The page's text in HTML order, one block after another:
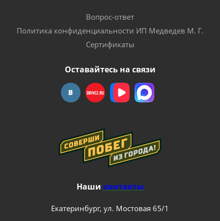
Вопрос-ответ
Политика конфиденциальности ИП Медведев М. Г.
Сертификаты
Оставайтесь на связи
Наши контакты
Екатеринбург, ул. Мостовая 65/1